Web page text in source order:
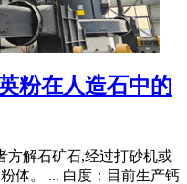
粉在人造石中的
方解石矿石,经过打砂机或
体。 ... 白度：目前生产钙